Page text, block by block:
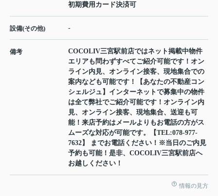
初期費用カード決済可
設備(その他) -
備考
COCOLIV三宮駅前店ではネット掲載中物件
エリアも問わずすべてご紹介可能です！オン
ライン内見、オンライン接客、現地集合での
案内なども可能です！【あなたの不動産コン
シェルジュ】インターネットで募集中の物件
は全て弊社でご紹介可能です！オンライン内
見、オンライン接客、現地集合、送迎も可
能！来店予約はメールよりもお電話の方がス
ムーズな対応が可能です。【TEL:078-977-
7632】 までお電話ください！※当日のご内見
予約も可能！是非、COCOLIV三宮駅前店へ
お越しください！
情報の見方